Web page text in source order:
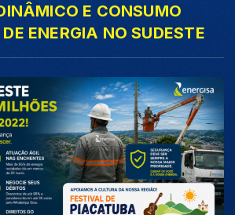
E CONSUMO
ENERGIA NO SUDESTE